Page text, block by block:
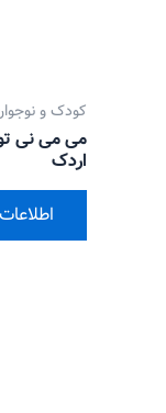
کودک و
می می نی
اردک